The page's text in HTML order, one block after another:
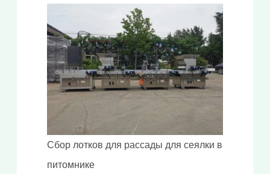
Сбор лотков для рассады для сеялки в
питомнике